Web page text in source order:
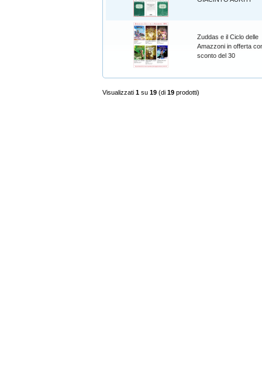
Zuddas e il Ciclo delle
Amazzoni in offerta
sconto del 30
Visualizzati 1 su 19 (di 19 prodotti)